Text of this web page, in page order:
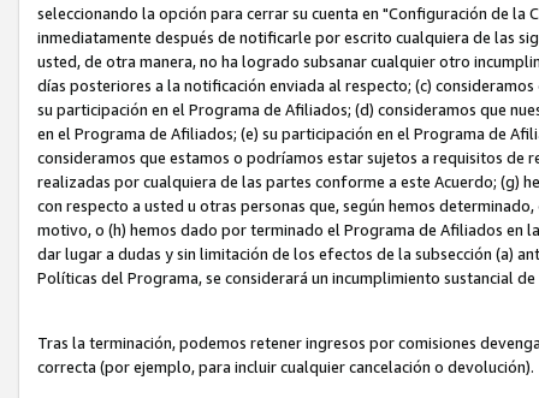
seleccionando la opción para cerrar su cuenta en "Configuración de
inmediatamente después de notificarle por escrito cualquiera de las
usted, de otra manera, no ha logrado subsanar cualquier otro
días posteriores a la notificación enviada al respecto; (c)
su participación en el Programa de Afiliados; (d) consideramos que
en el Programa de Afiliados; (e) su participación en el Programa de
consideramos que estamos o podríamos estar sujetos a requisitos de
realizadas por cualquiera de las partes conforme a este Acuerdo; (g)
con respecto a usted u otras personas que, según hemos
motivo, o (h) hemos dado por terminado el Programa de Afiliados en
dar lugar a dudas y sin limitación de los efectos de la subsección (a)
Políticas del Programa, se considerará un incumplimiento sustancial
Tras la terminación, podemos retener ingresos por comisiones
correcta (por ejemplo, para incluir cualquier cancelación o devolución).